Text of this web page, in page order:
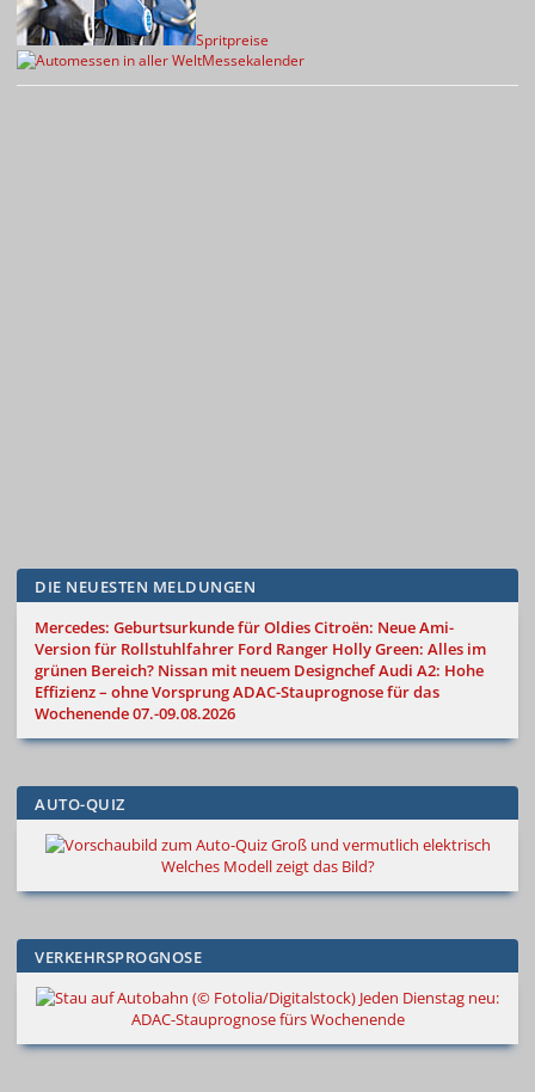
Spritpreise
Messekalender
DIE NEUESTEN MELDUNGEN
Mercedes: Geburtsurkunde für OldiesCitroën: Neue Ami-
Version für Rollstuhlfahrer Ford Ranger Holly Green: Alles im
grünen Bereich? Nissan mit neuem DesignchefAudi A2: Hohe
Effizienz – ohne VorsprungADAC-Stauprognose für das
Wochenende 07.-09.08.2026
AUTO-QUIZ
Groß und vermutlich elektrisch
Welches Modell zeigt das Bild?
VERKEHRSPROGNOSE
Jeden Dienstag neu:
ADAC-Stauprognose fürs Wochenende